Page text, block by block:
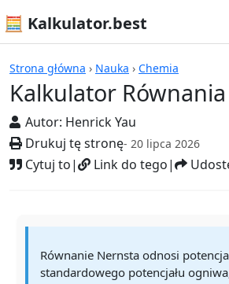
🧮 Kalkulator.best
Strona główna › Nauka › Chemia
Kalkulator
Autor: Henrick Yau
Drukuj tę stronę- 20 lipca 2026
Cytuj to| Link do tego|
Kalkulatory
Równanie Nernsta odnosi
standardowego potencjału